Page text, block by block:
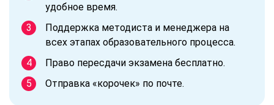
удобное время.
Поддержка методиста и менеджера на
всех этапах образовательного процесса.
Право пересдачи экзамена бесплатно.
Отправка «корочек» по почте.